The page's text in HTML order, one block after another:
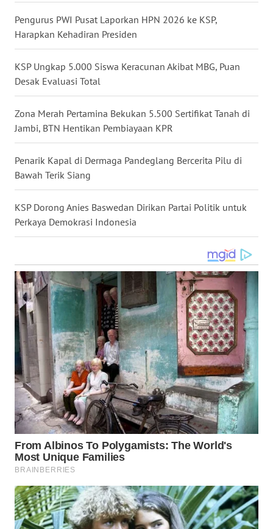
Pengurus PWI Pusat Laporkan HPN 2026 ke KSP,
Harapkan Kehadiran Presiden
KSP Ungkap 5.000 Siswa Keracunan Akibat MBG, Puan
Desak Evaluasi Total
Zona Merah Pertamina Bekukan 5.500 Sertifikat Tanah di
Jambi, BTN Hentikan Pembiayaan KPR
Penarik Kapal di Dermaga Pandeglang Bercerita Pilu di
Bawah Terik Siang
KSP Dorong Anies Baswedan Dirikan Partai Politik untuk
Perkaya Demokrasi Indonesia
WN
BABEL
WN
SUMBAR
WN
SUMSEL
BENGKULU
LAMPUNG
WN
NUSANTARA
WN
JOGJA
WN
JATIM
WN
BALI
WN
WN
KALTENG